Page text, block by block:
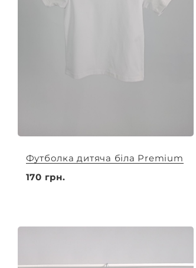
Футболка дитяча біла Premium
170 грн.